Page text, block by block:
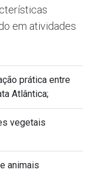
em atividades
prática entre
Atlântica;
vegetais
animais